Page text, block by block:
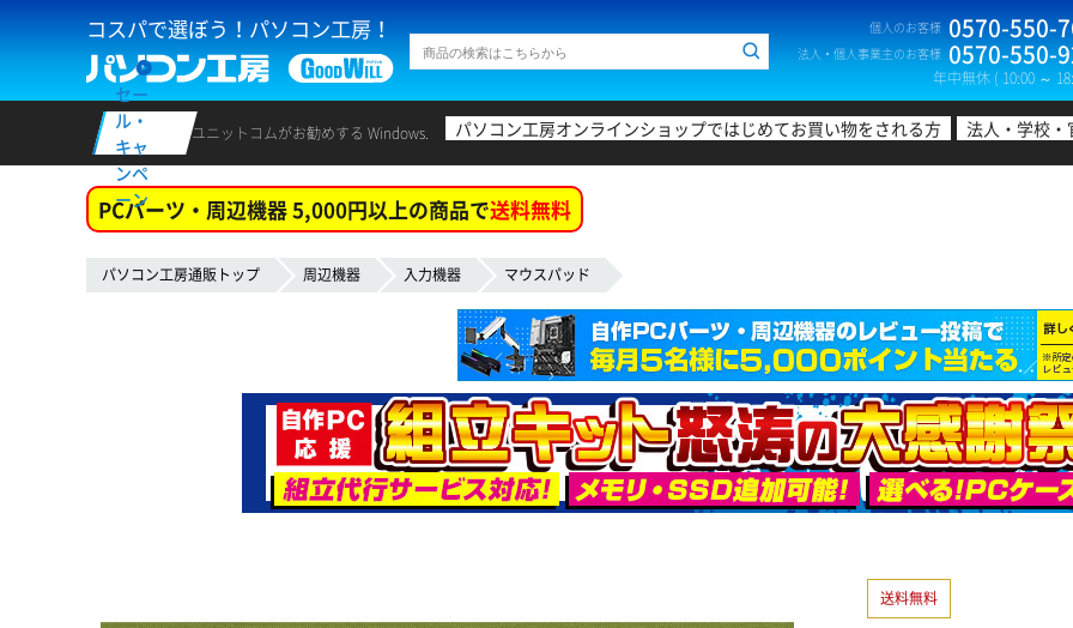
コスパで選ぼう！パソコン工房！ 個人のお客様 0570-550-
法人・個人事業主のお客様 0570-550-
年中無休 ( 10:00 ～
セー
ル・
キャ
ンペ
ーン
ユニットコムがお勧めする Windows. パソコン工房オンラインショップではじめてお買い物をされる方 法人・学校
PCパーツ・周辺機器 5,000円以上の商品で送料無料
パソコン工房通販トップ 周辺機器 入力機器 マウスパッド
送料無料